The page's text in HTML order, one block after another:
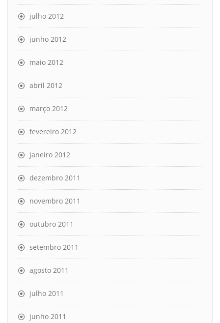
julho 2012
junho 2012
maio 2012
abril 2012
março 2012
fevereiro 2012
janeiro 2012
dezembro 2011
novembro 2011
outubro 2011
setembro 2011
agosto 2011
julho 2011
junho 2011